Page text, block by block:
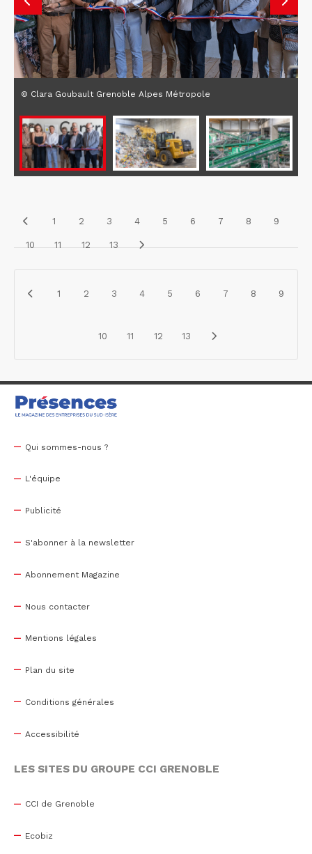
© Clara Goubault Grenoble Alpes Métropole
1 2 3 4 5 6 7 8 9
10 11 12 13
1 2 3 4 5 6 7 8 9
10 11 12 13
Qui sommes-nous ?
L'équipe
Publicité
S'abonner à la newsletter
Abonnement Magazine
Nous contacter
Mentions légales
Plan du site
Conditions générales
Accessibilité
LES SITES DU GROUPE CCI GRENOBLE
CCI de Grenoble
Ecobiz